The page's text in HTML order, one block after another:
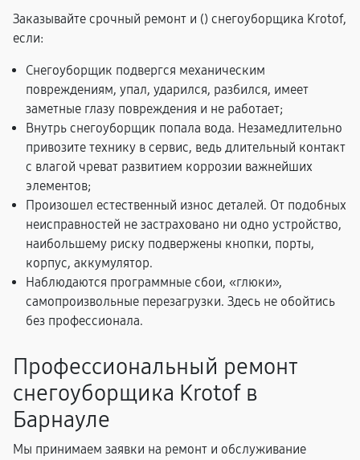
Заказывайте срочный ремонт и () снегоуборщика Krotof,
если:
Снегоуборщик подвергся механическим
повреждениям, упал, ударился, разбился, имеет
заметные глазу повреждения и не работает;
Внутрь снегоуборщик попала вода. Незамедлительно
привозите технику в сервис, ведь длительный контакт
с влагой чреват развитием коррозии важнейших
элементов;
Произошел естественный износ деталей. От подобных
неисправностей не застраховано ни одно устройство,
наибольшему риску подвержены кнопки, порты,
корпус, аккумулятор.
Наблюдаются программные сбои, «глюки»,
самопроизвольные перезагрузки. Здесь не обойтись
без профессионала.
Профессиональный ремонт
снегоуборщика Krotof в
Барнауле
Мы принимаем заявки на ремонт и обслуживание